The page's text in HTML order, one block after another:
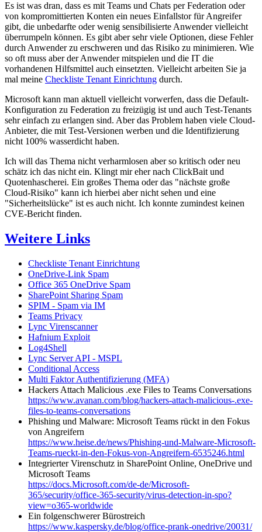
Es ist was dran, dass es mit Teams und Chats per Federation oder
von kompromittierten Konten ein neues Einfallstor für Angreifer
gibt, die unbedarfte oder wenig sensibilisierte Anwender vielleicht
überrumpeln können. Es gibt aber sehr viele Optionen, diese Fehler
durch Anwender zu erschweren und das Risiko zu minimieren. Wie
so oft muss aber der Anwender mitspielen und die IT die
vorhandenen Hilfsmittel auch einsetzten. Vielleicht arbeiten Sie ja
mal meine Checkliste Tenant Einrichtung durch.
Microsoft kann man aktuell vielleicht vorwerfen, dass die Default-
Konfiguration zu Federation zu freizügig ist und auch Test-Tenants
sehr einfach zu erlangen sind. Aber das Problem haben viele Cloud-
Anbieter, die mit Test-Versionen werben und die Identifizierung
nicht 100% wasserdicht haben.
Ich will das Thema nicht verharmlosen aber so kritisch oder neu
schätz ich das nicht ein. Klingt mir eher nach ClickBait und
Quotenhascherei. Ein großes Thema oder das "nächste große
Cloud-Risiko" kann ich hierbei aber nicht sehen und eine
"Sicherheitslücke" ist es auch nicht. Ich konnte zumindest keinen
CVE-Bericht finden.
Weitere Links
Checkliste Tenant Einrichtung
OneDrive-Link Spam
Office 365 OneDrive Spam
SharePoint Sharing Spam
SPIM - Spam via IM
Teams Privacy
Lync Virenscanner
Hafnium Exploit
Log4Shell
Lync Server API - MSPL
Conditional Access
Multi Faktor Authentifizierung (MFA)
Hackers Attach Malicious .exe Files to Teams Conversations
https://www.avanan.com/blog/hackers-attach-malicious-.exe-
files-to-teams-conversations
Phishing und Malware: Microsoft Teams rückt in den Fokus
von Angreifern
https://www.heise.de/news/Phishing-und-Malware-Microsoft-
Teams-rueckt-in-den-Fokus-von-Angreifern-6535246.html
Integrierter Virenschutz in SharePoint Online, OneDrive und
Microsoft Teams
https://docs.Microsoft.com/de-de/Microsoft-
365/security/office-365-security/virus-detection-in-spo?
view=o365-worldwide
Ein folgenschwerer Bürostreich
https://www.kaspersky.de/blog/office-prank-onedrive/20031/